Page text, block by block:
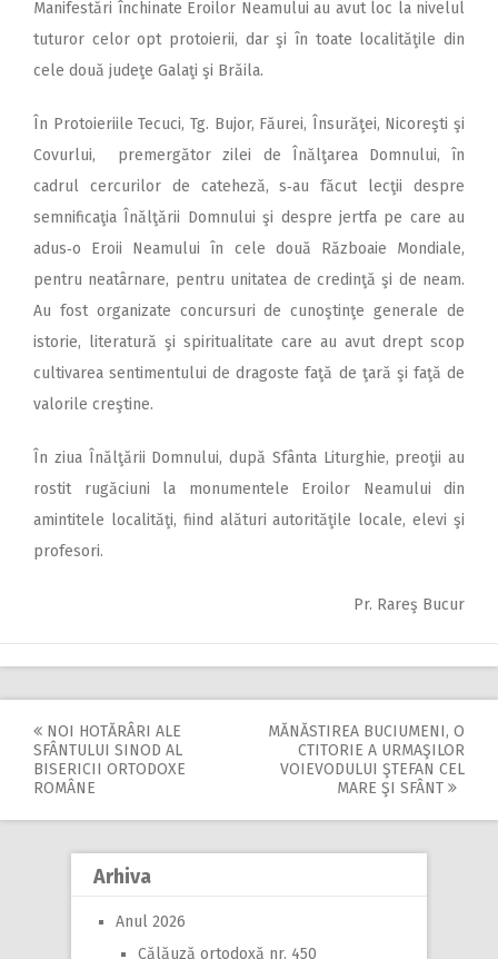
Manifestări închinate Eroilor Neamului au avut loc la nivelul
tuturor celor opt protoierii, dar şi în toate localităţile din
cele două judeţe Galaţi şi Brăila.
În Protoieriile Tecuci, Tg. Bujor, Făurei, Însurăţei, Nicoreşti şi
Covurlui, premergător zilei de Înălţarea Domnului, în
cadrul cercurilor de cateheză, s‑au făcut lecţii despre
semnificaţia Înălţării Domnului şi despre jertfa pe care au
adus‑o Eroii Neamului în cele două Războaie Mondiale,
pentru neatârnare, pentru unitatea de credinţă şi de neam.
Au fost organizate concursuri de cunoştinţe generale de
istorie, literatură şi spiritualitate care au avut drept scop
cultivarea sentimentului de dragoste faţă de ţară şi faţă de
valorile creştine.
În ziua Înălţării Domnului, după Sfânta Liturghie, preoţii au
rostit rugăciuni la monumentele Eroilor Neamului din
amintitele localităţi, fiind alături autorităţile locale, elevi şi
profesori.
Pr. Rareş Bucur
Post
navigation
NOI HOTĂRÂRI ALE
SFÂNTULUI SINOD AL
BISERICII ORTODOXE
ROMÂNE
MĂNĂSTIREA BUCIUMENI, O
CTITORIE A URMAŞILOR
VOIEVODULUI ŞTEFAN CEL
MARE ŞI SFÂNT
Arhiva
Anul 2026
Călăuză ortodoxă nr. 450